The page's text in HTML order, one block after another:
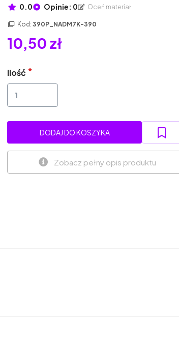
0.0 Opinie: 0 Oceń materiał
Kod:390P_NADM7K-390
10,50 zł
Ilość
DODAJ DO KOSZYKA
Zobacz pełny opis produktu